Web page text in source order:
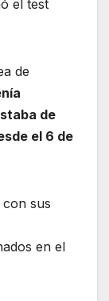
el test
de
de
el 6 de
con sus
en el